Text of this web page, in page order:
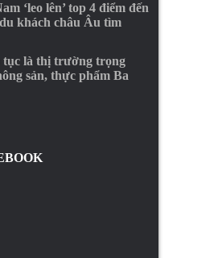
‘leo lên’ top 4 điểm đến
khách châu Âu tìm
tục là thị trường trọng
sản, thực phẩm Ba